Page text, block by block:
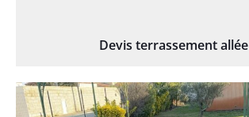
Devis terrassement allée